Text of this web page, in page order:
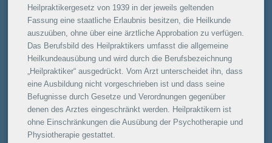
Heilpraktikergesetz von 1939 in der jeweils geltenden
Fassung eine staatliche Erlaubnis besitzen, die Heilkunde
auszuüben, ohne über eine ärztliche Approbation zu verfügen.
Das Berufsbild des Heilpraktikers umfasst die allgemeine
Heilkundeausübung und wird durch die Berufsbezeichnung
„Heilpraktiker“ ausgedrückt. Vom Arzt unterscheidet ihn, dass
eine Ausbildung nicht vorgeschrieben ist und dass seine
Befugnisse durch Gesetze und Verordnungen gegenüber
denen des Arztes eingeschränkt werden. Heilpraktikern ist
ohne Einschränkungen die Ausübung der Psychotherapie und
Physiotherapie gestattet.